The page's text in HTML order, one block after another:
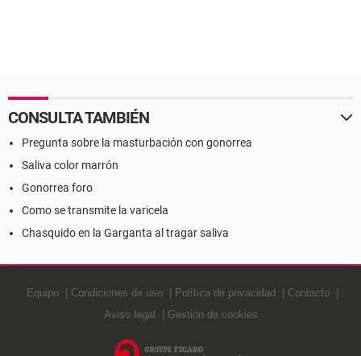
CONSULTA TAMBIÉN
Pregunta sobre la masturbación con gonorrea
Saliva color marrón
Gonorrea foro
Como se transmite la varicela
Chasquido en la Garganta al tragar saliva
Equipo Condiciones de uso Política de privacidad
Contacto
Aviso legal
Gestión de cookies